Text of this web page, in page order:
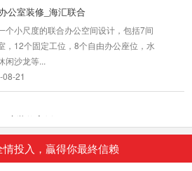
公室装修_海汇联合
个小尺度的联合办公空间设计，包括7间
，12个固定工位，8个自由办公座位，水
闲沙龙等...
21
房装修案例
修设计为什么要选深圳东森装饰公司？
东森装饰是标准化成熟施工组织，大批
情投入，贏得你最終信赖